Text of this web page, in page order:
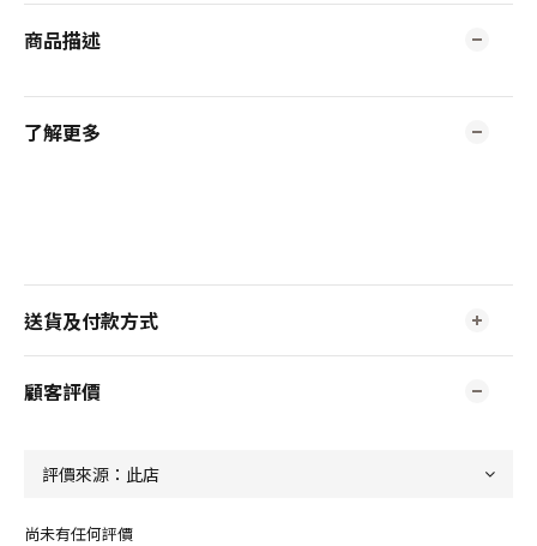
商品描述
了解更多
送貨及付款方式
顧客評價
尚未有任何評價